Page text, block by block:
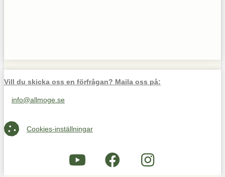
Vill du skicka oss en förfrågan? Maila oss på:
Maila oss på info@allmoge.se
info@allmoge.se
Cookies-inställningar
Cookies-inställningar